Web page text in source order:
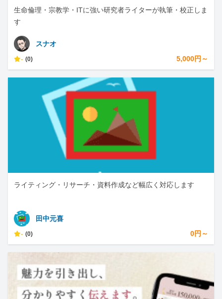
生命倫理・宗教学・ITに強い研究者ライターが執筆・校正しま
す
スナオ
- (0) 5,000円～
ライティング・リサーチ・資料作成など幅広く対応します
田中元喜
- (0) 0円～